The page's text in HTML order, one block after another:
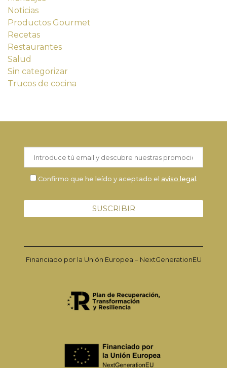
Noticias
Productos Gourmet
Recetas
Restaurantes
Salud
Sin categorizar
Trucos de cocina
Confirmo que he leído y aceptado el aviso legal.
Financiado por la Unión Europea – NextGenerationEU